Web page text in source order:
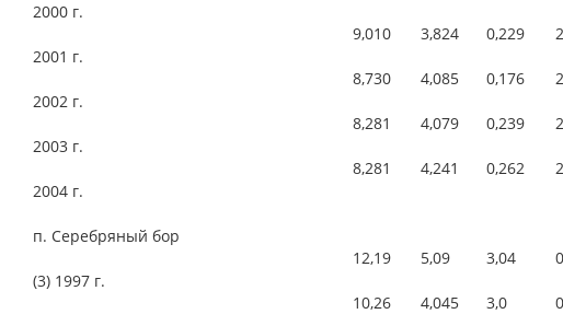
2000 г.
2001 г.
2002 г.
2003 г.
2004 г.
9,010
8,730
8,281
8,281
3,824
4,085
4,079
4,241
0,229
0,176
0,239
0,262
п. Серебряный бор
(3) 1997 г.
12,19
10,26
5,09
4,045
3,04
3,0